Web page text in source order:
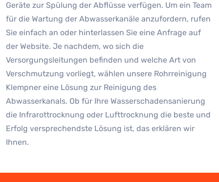
Geräte zur Spülung der Abflüsse verfügen. Um ein Team
für die Wartung der Abwasserkanäle anzufordern, rufen
Sie einfach an oder hinterlassen Sie eine Anfrage auf
der Website. Je nachdem, wo sich die
Versorgungsleitungen befinden und welche Art von
Verschmutzung vorliegt, wählen unsere Rohrreinigung
Klempner eine Lösung zur Reinigung des
Abwasserkanals. Ob für Ihre Wasserschadensanierung
die Infrarottrocknung oder Lufttrocknung die beste und
Erfolg versprechendste Lösung ist, das erklären wir
Ihnen.